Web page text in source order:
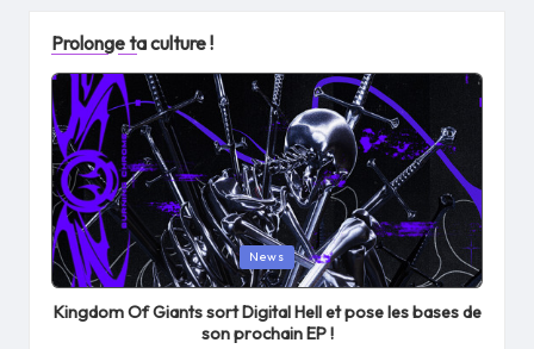
Prolonge ta culture !
Posted
in
News
Kingdom Of Giants sort Digital Hell et pose les bases de
son prochain EP !